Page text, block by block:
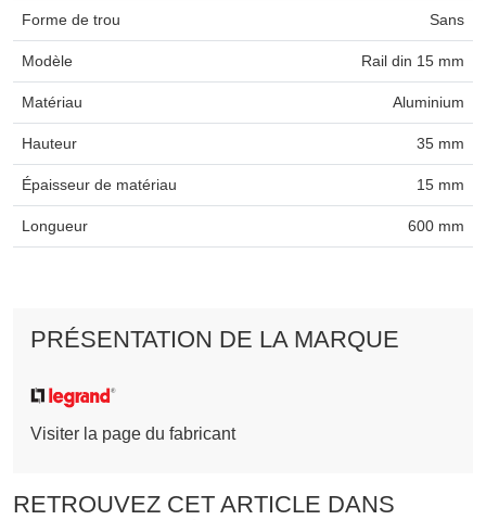
Forme de trou Sans
Modèle Rail din 15 mm
Matériau Aluminium
Hauteur 35 mm
Épaisseur de matériau 15 mm
Longueur 600 mm
PRÉSENTATION DE LA MARQUE
Visiter la page du fabricant
RETROUVEZ CET ARTICLE DANS